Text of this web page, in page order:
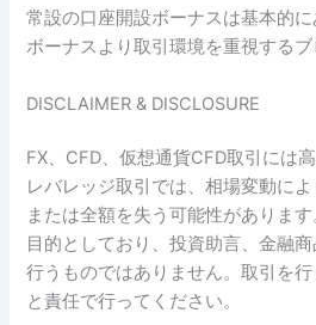
常設の口座開設ボーナスは基本的
ボーナスより取引環境を重視するブ
DISCLAIMER & DISCLOSURE
FX、CFD、仮想通貨CFD取引には
レバレッジ取引では、相場変動に
または全額を失う可能性がありま
目的としており、投資助言、金融
行うものではありません。取引を
と責任で行ってください。